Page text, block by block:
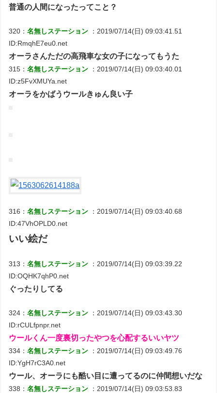
普通の人間になったってこと？
320：名無しステーション
：2019/07/14(日) 09:03:41.51
ID:RmqhE7eu0.net
オーラさんただの高飛車な女の子になってもうた
315：名無しステーション
：2019/07/14(日) 09:03:40.01
ID:z5FvXMUYa.net
オーラをかばうウールきゅん良い子
316：名無しステーション
：2019/07/14(日) 09:03:40.68
ID:47VhOPLD0.net
いい絵だ
313：名無しステーション
：2019/07/14(日) 09:03:39.22
ID:OQHK7qhP0.net
ぐったりしてる
324：名無しステーション
：2019/07/14(日) 09:03:43.30
ID:rCULfpnpr.net
ウールくん一度裏切ったやつを心配するいいヤツ
334：名無しステーション
：2019/07/14(日) 09:03:49.76
ID:YgH7rC3A0.net
ウール、オーラにも酷い目に遭ってるのに仲間想いだな
338：名無しステーション
：2019/07/14(日) 09:03:53.83